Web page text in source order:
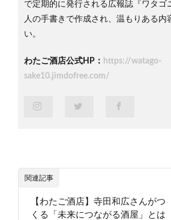
で定期的に発行される広報誌『ワタゴ
人の手書きで作成され、温もりある内
い。
わたご酒店公式HP： https://watago-
sake10.jimdofree.com/
関連記事
【わたご酒店】寺田和広さんがつ
くる「未来につながる酒屋」とは